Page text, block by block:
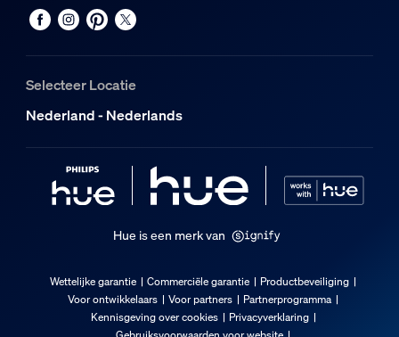
Selecteer Locatie
Nederland - Nederlands
Hue is een merk van
Wettelijke garantie Commerciële garantie
Productbeveiliging
Voor ontwikkelaars
Voor partners
Partnerprogramma
Kennisgeving over cookies
Privacyverklaring